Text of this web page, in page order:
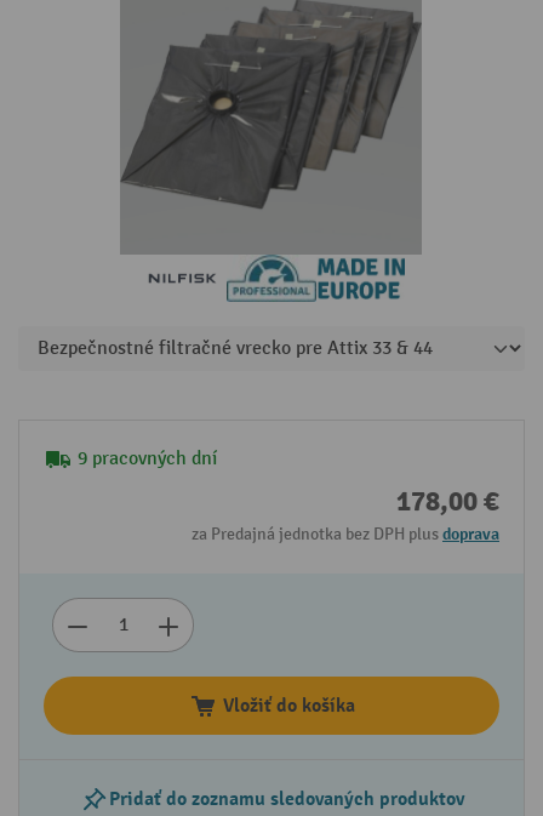
9 pracovných dní
178,00 €
za Predajná jednotka bez DPH plusdoprava
Vložiť do košíka
Pridať do zoznamu sledovaných produktov